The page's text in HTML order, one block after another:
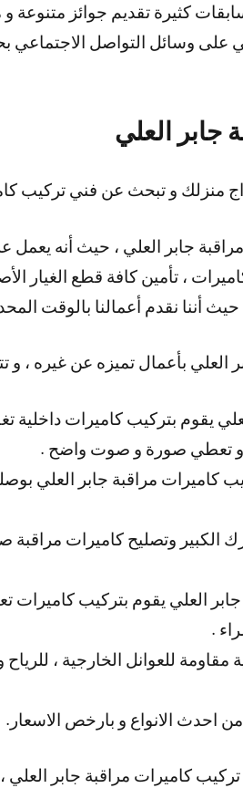
كثيرة تقديم جوائز متنوعة
على وسائل التواصل الاجتماعي
جابر العلي
منزلك و تبحث عن فني تركيب
جابر العلي ، حيث أنه يعمل
، تأمين كافة قطع الغيار
حيث أننا نقدم أعمالنا بالوقت
العلي بأعمال تميزه عن غيره ،
يقوم بتركيب كاميرات
كاميرات مراقبة جابر العلي
الكبير وتصليح كاميرات
العلي يقوم بتركيب كاميرات
.
للعوانل الخارجية ،
من احدث الانواع و بارخص الاسعار.
كاميرات مراقبة جابر العلي